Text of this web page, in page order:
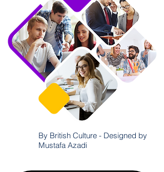
By British Culture - Designed by
Mustafa Azadi